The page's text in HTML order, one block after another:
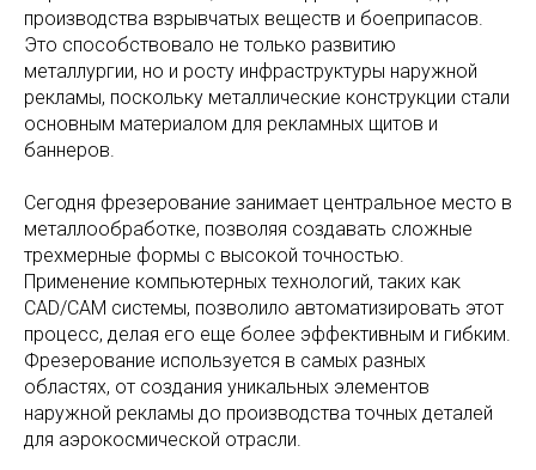
производства взрывчатых веществ и боеприпасов.
Это способствовало не только развитию
металлургии, но и росту инфраструктуры наружной
рекламы, поскольку металлические конструкции стали
основным материалом для рекламных щитов и
баннеров.
Сегодня фрезерование занимает центральное место в
металлообработке, позволяя создавать сложные
трехмерные формы с высокой точностью.
Применение компьютерных технологий, таких как
CAD/CAM системы, позволило автоматизировать этот
процесс, делая его еще более эффективным и гибким.
Фрезерование используется в самых разных
областях, от создания уникальных элементов
наружной рекламы до производства точных деталей
для аэрокосмической отрасли.